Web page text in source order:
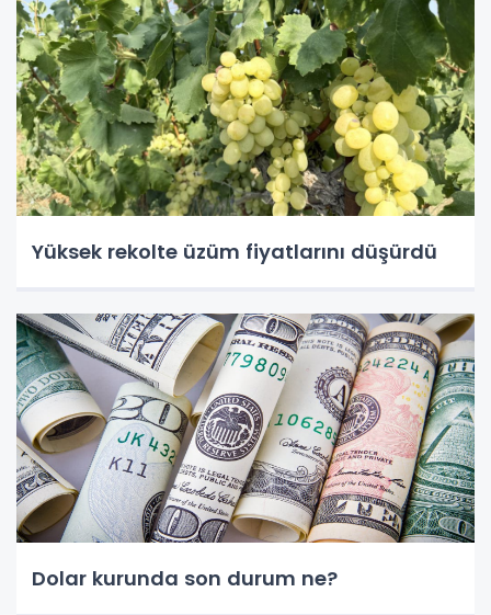
Yüksek rekolte üzüm fiyatlarını düşürdü
Dolar kurunda son durum ne?